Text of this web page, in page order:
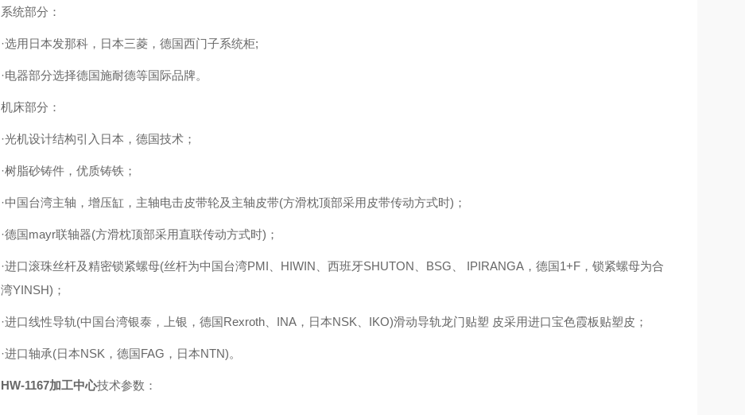
系统部分：
·选用日本发那科，日本三菱，德国西门子系统柜;
·电器部分选择德国施耐德等国际品牌。
机床部分：
·光机设计结构引入日本，德国技术；
·树脂砂铸件，优质铸铁；
·中国台湾主轴，增压缸，主轴电击皮带轮及主轴皮带(方滑枕顶部采用皮带传动方式时)；
·德国mayr联轴器(方滑枕顶部采用直联传动方式时)；
·进口滚珠丝杆及精密锁紧螺母(丝杆为中国台湾PMI、HIWIN、西班牙SHUTON、BSG、 IPIRANGA，德国1+F，锁紧螺母为合
湾YINSH)；
·进口线性导轨(中国台湾银泰，上银，德国Rexroth、INA，日本NSK、IKO)滑动导轨龙门贴塑 皮采用进口宝色霞板贴塑皮；
·进口轴承(日本NSK，德国FAG，日本NTN)。
HW-1167加工中心技术参数：